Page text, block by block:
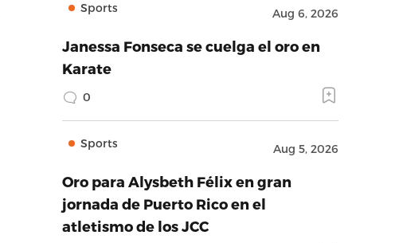
Sports Aug 6, 2026
Janessa Fonseca se cuelga el oro en
Karate
0
Sports Aug 5, 2026
Oro para Alysbeth Félix en gran
jornada de Puerto Rico en el
atletismo de los JCC